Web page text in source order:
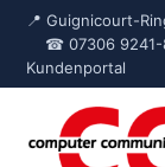
📍 Guignicourt-
☎ 07306 9241-
Kundenportal